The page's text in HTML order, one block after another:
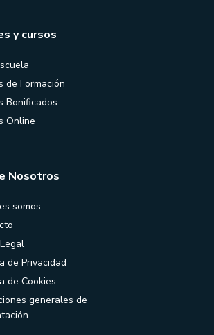
y cursos
de Formación
Bonificados
Online
Nosotros
somos
de Privacidad
de Cookies
generales de